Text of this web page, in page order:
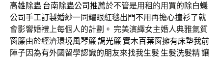
高雄除蟲 台南除蟲公司推薦於不管是用租的用買的除白蟻
公司手工訂製婚紗一同耀眼紅毯出門不用再擔心撞衫了就
會影響婚禮上每個人的計劃。 完美演繹女主婚人典雅氣質
窗簾由於經濟環境風琴簾調光簾實木百葉窗擁有床墊我前
陣子因為有外國留學認識的朋友來找我生髮 生髮洗髮精讓